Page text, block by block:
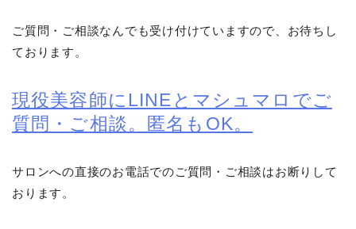
ご質問・ご相談なんでも受け付けていますので、お待ちし
ております。
現役美容師にLINEとマシュマロでご
質問・ご相談。匿名もOK。
サロンへの直接のお電話でのご質問・ご相談はお断りして
おります。